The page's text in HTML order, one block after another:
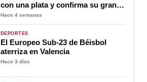
con una plata y confirma su gran
nivel internacional
Hace 4 semanas
DEPORTES
El Europeo Sub-23 de Béisbol
aterriza en Valencia
Hace 3 días